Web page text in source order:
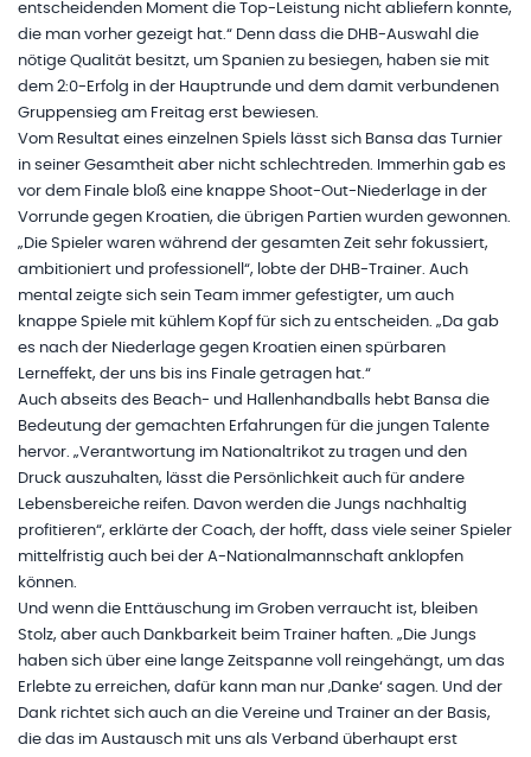
entscheidenden Moment die Top-Leistung nicht abliefern konnte,
die man vorher gezeigt hat.“ Denn dass die DHB-Auswahl die
nötige Qualität besitzt, um Spanien zu besiegen, haben sie mit
dem 2:0-Erfolg in der Hauptrunde und dem damit verbundenen
Gruppensieg am Freitag erst bewiesen.
Vom Resultat eines einzelnen Spiels lässt sich Bansa das Turnier
in seiner Gesamtheit aber nicht schlechtreden. Immerhin gab es
vor dem Finale bloß eine knappe Shoot-Out-Niederlage in der
Vorrunde gegen Kroatien, die übrigen Partien wurden gewonnen.
„Die Spieler waren während der gesamten Zeit sehr fokussiert,
ambitioniert und professionell“, lobte der DHB-Trainer. Auch
mental zeigte sich sein Team immer gefestigter, um auch
knappe Spiele mit kühlem Kopf für sich zu entscheiden. „Da gab
es nach der Niederlage gegen Kroatien einen spürbaren
Lerneffekt, der uns bis ins Finale getragen hat.“
Auch abseits des Beach- und Hallenhandballs hebt Bansa die
Bedeutung der gemachten Erfahrungen für die jungen Talente
hervor. „Verantwortung im Nationaltrikot zu tragen und den
Druck auszuhalten, lässt die Persönlichkeit auch für andere
Lebensbereiche reifen. Davon werden die Jungs nachhaltig
profitieren“, erklärte der Coach, der hofft, dass viele seiner Spieler
mittelfristig auch bei der A-Nationalmannschaft anklopfen
können.
Und wenn die Enttäuschung im Groben verraucht ist, bleiben
Stolz, aber auch Dankbarkeit beim Trainer haften. „Die Jungs
haben sich über eine lange Zeitspanne voll reingehängt, um das
Erlebte zu erreichen, dafür kann man nur ‚Danke‘ sagen. Und der
Dank richtet sich auch an die Vereine und Trainer an der Basis,
die das im Austausch mit uns als Verband überhaupt erst